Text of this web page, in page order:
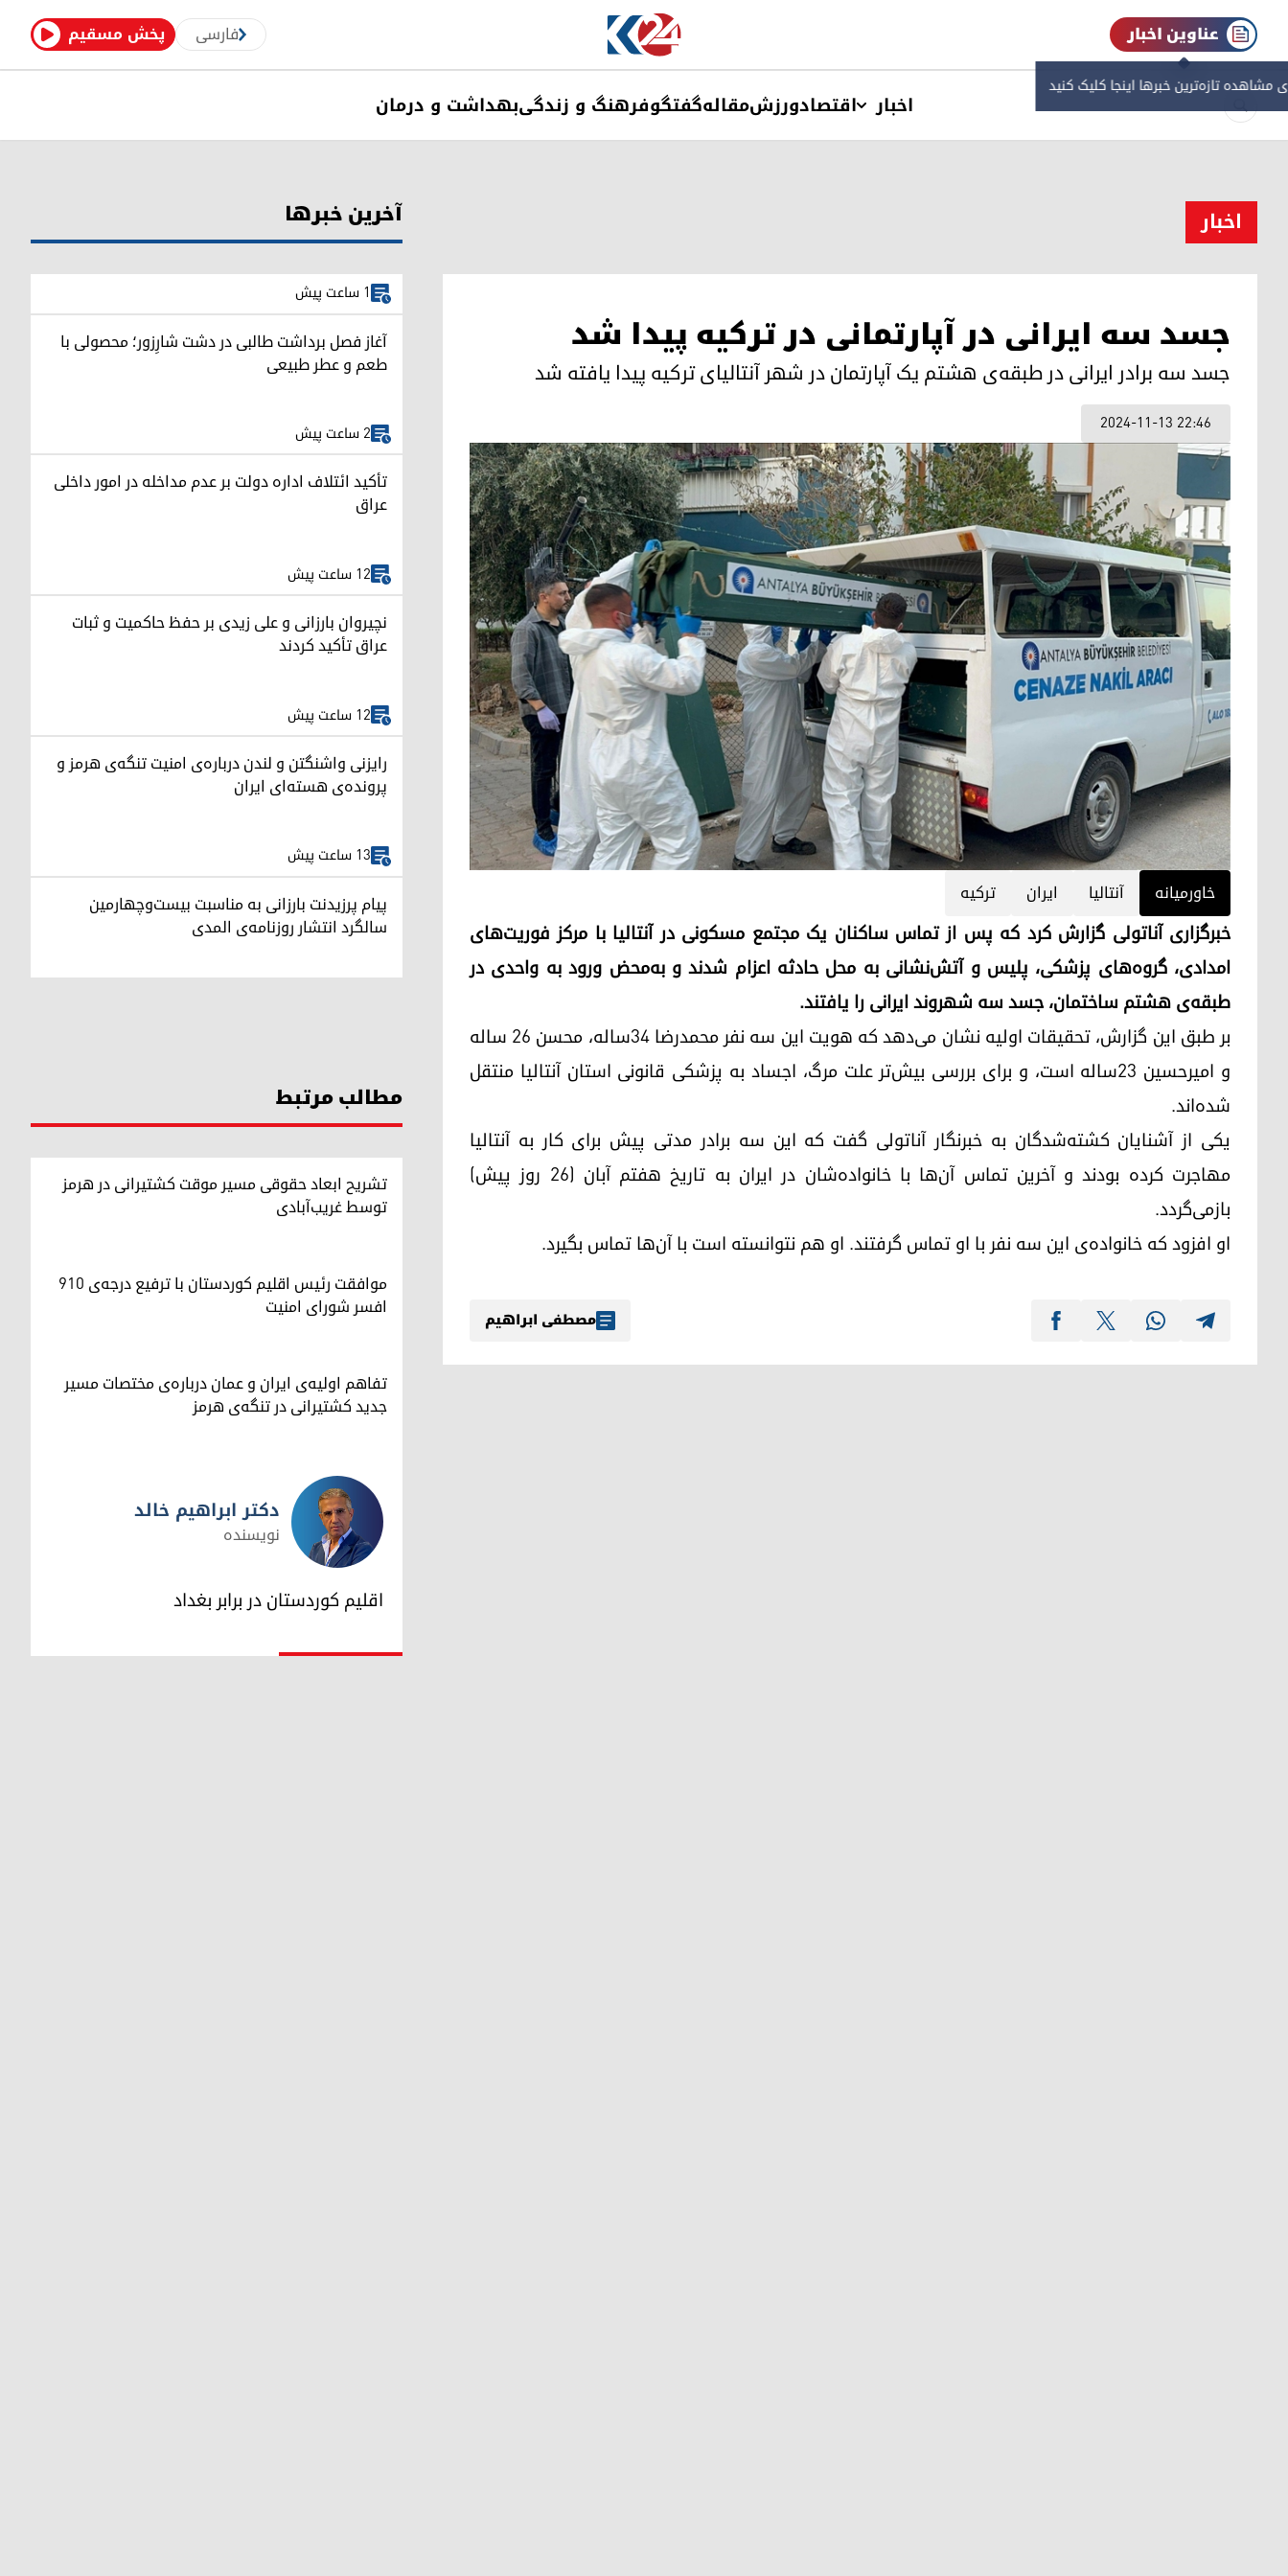
پخش مسقیم فارسی عناوین اخبار
مشاهده‌ تازه‌ترین خبرها اینجا کلیک کنید
اخبار اقتصادورزشمقالهگفتگوفرهنگ و زندگیبهداشت و درمان
اخبار
جسد سه ایرانی در آپارتمانی در ترکیه پیدا شد
جسد سه برادر ایرانی در طبقه‌ی هشتم یک آپارتمان در شهر آنتالیای ترکیه پیدا یافته شد
2024-11-13 22:46
خاورمیانه آنتالیا ایران ترکیه
خبرگزاری آناتولی گزارش کرد که پس از تماس ساکنان یک مجتمع مسکونی در آنتالیا با مرکز فوریت‌های
امدادی، گروه‌های پزشکی، پلیس و آتش‌نشانی به محل حادثه اعزام شدند و به‌محض ورود به واحدی در
طبقه‌ی هشتم ساختمان، جسد سه شهروند ایرانی را یافتند.
بر طبق این گزارش، تحقیقات اولیه نشان می‌دهد که هویت این سه نفر محمدرضا ۳۴ساله، محسن ۲۶ ساله
و امیرحسین ۲۳ساله است، و برای بررسی بیش‌تر علت مرگ، اجساد به پزشکی قانونی استان آنتالیا منتقل
شده‌اند.
یکی از آشنایان کشته‌شدگان به خبرنگار آناتولی گفت که این سه برادر مدتی پیش برای کار به آنتالیا
مهاجرت کرده بودند و آخرین تماس آن‌ها با خانواده‌شان در ایران به تاریخ هفتم آبان (۲۶ روز پیش)
بازمی‌گردد.
او افزود که خانواده‌ی این سه نفر با او تماس گرفتند. او هم نتوانسته است با آن‌ها تماس بگیرد.
مصطفی ابراهیم
آخرین خبرها
1 ساعت پیش
آغاز فصل برداشت طالبی در دشت شارِزور؛ محصولی با
طعم و عطر طبیعی
2 ساعت پیش
تأکید ائتلاف اداره دولت بر عدم مداخله در امور داخلی
عراق
12 ساعت پیش
نچیروان بارزانی و علی زیدی بر حفظ حاکمیت و ثبات
عراق تأکید کردند
12 ساعت پیش
رایزنی واشنگتن و لندن درباره‌ی امنیت تنگه‌ی هرمز و
پرونده‌ی هسته‌ای ایران
13 ساعت پیش
پیام پرزیدنت بارزانی به مناسبت بیست‌وچهارمین
سالگرد انتشار روزنامه‌ی المدی
مطالب مرتبط
تشریح ابعاد حقوقی مسیر موقت کشتیرانی در هرمز
توسط غریب‌آبادی
موافقت رئیس اقلیم کوردستان با ترفیع درجه‌ی ۹۱۰
افسر شورای امنیت
تفاهم اولیه‌ی ایران و عمان درباره‌ی مختصات مسیر
جدید کشتیرانی در تنگه‌ی هرمز
دکتر ابراهیم خالد
دکتر ابراهیم خالد
نویسنده
اقلیم کوردستان در برابر بغداد